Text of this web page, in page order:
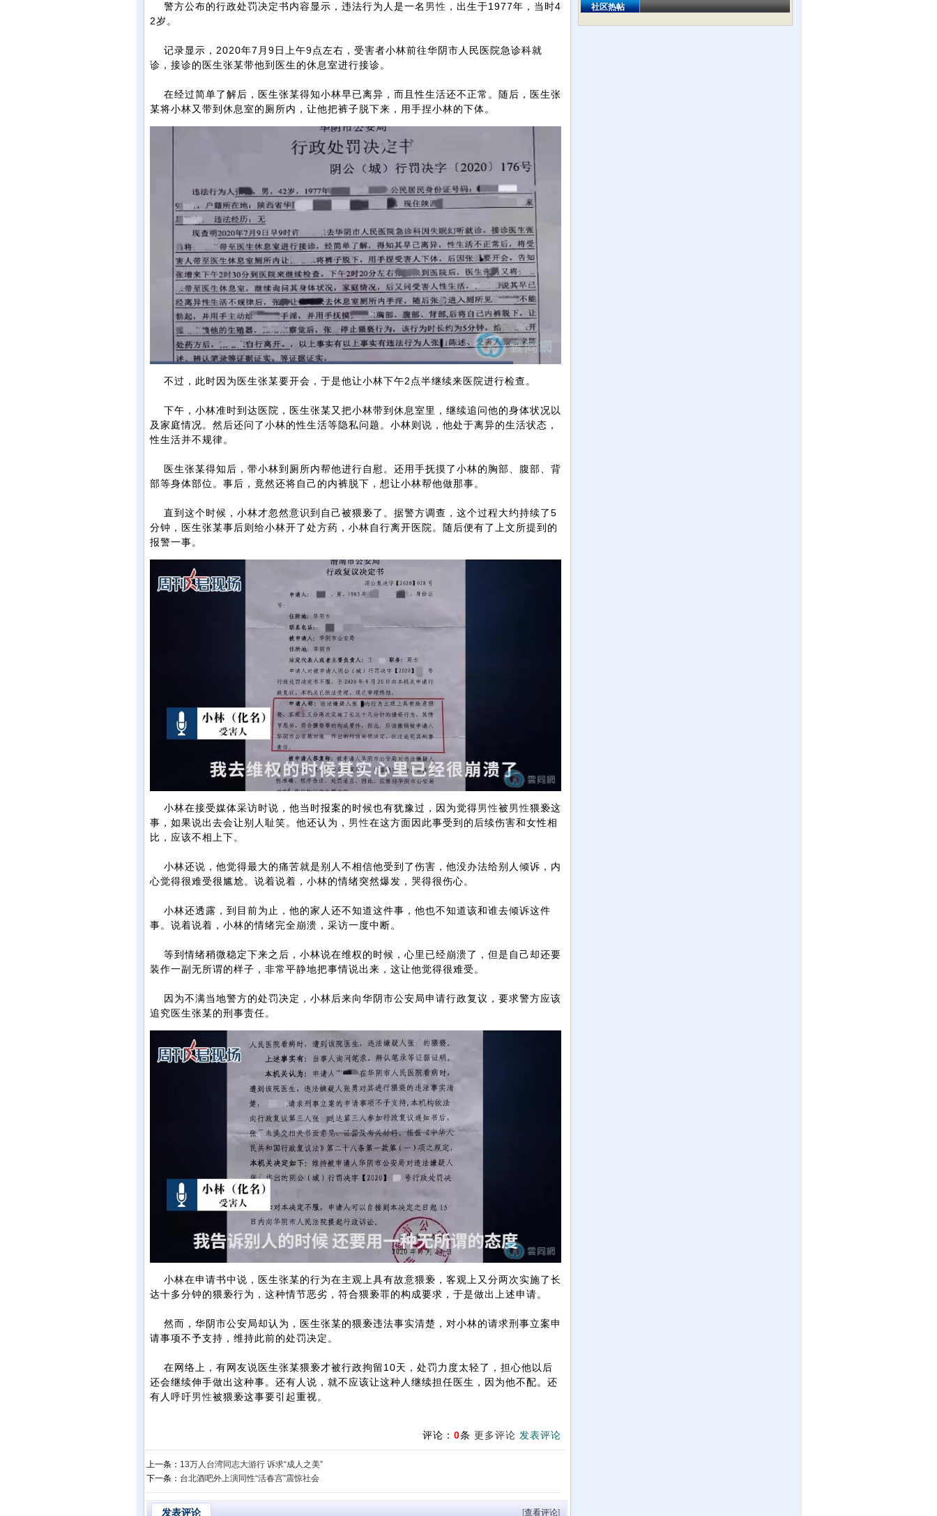
警方公布的行政处罚决定书内容显示，违法行为人是一名 男性 ，出生于1977年，当时4
2岁。
记录显示，2020年7月9日上午9点左右，受害者小林前往华阴市人民医院急诊科就
诊，接诊的医生张某带他到医生的休息室进行接诊。
在经过简单了解后，医生张某得知小林早已离异，而且性生活还不正常。随后，医生张
某将小林又带到休息室的厕所内，让他把裤子脱下来，用手捏小林的下体。
不过，此时因为医生张某要开会，于是他让小林下午2点半继续来医院进行检查。
下午，小林准时到达医院，医生张某又把小林带到休息室里，继续追问他的身体状况以
及家庭情况。然后还问了小林的性生活等隐私问题。小林则说，他处于离异的生活状态，
性生活并不规律。
医生张某得知后，带小林到厕所内帮他进行自慰。还用手抚摸了小林的胸部、腹部、背
部等身体部位。事后，竟然还将自己的内裤脱下，想让小林帮他做那事。
直到这个时候，小林才忽然意识到自己被猥亵了。据警方调查，这个过程大约持续了5
分钟，医生张某事后则给小林开了处方药，小林自行离开医院。随后便有了上文所提到的
报警一事。
小林在接受媒体采访时说，他当时报案的时候也有犹豫过，因为觉得男性被男性猥亵这
事，如果说出去会让别人耻笑。他还认为， 男性在这方面因此事受到的后续伤害和女性相
比，应该不相上下。
小林还说，他觉得最大的痛苦就是别人不相信他受到了伤害，他没办法给别人倾诉，内
心觉得很难受很尴尬。说着说着，小林的情绪突然爆发，哭得很伤心。
小林还透露，到目前为止，他的家人还不知道这件事，他也不知道该和谁去倾诉这件
事。说着说着，小林的情绪完全崩溃，采访一度中断。
等到情绪稍微稳定下来之后，小林说在维权的时候，心里已经崩溃了，但是自己却还要
装作一副无所谓的样子，非常平静地把事情说出来，这让他觉得很难受。
因为不满当地警方的处罚决定，小林后来向华阴市公安局申请行政复议，要求警方应该
追究医生张某的刑事责任。
小林在申请书中说，医生张某的行为在主观上具有故意猥亵，客观上又分两次实施了长
达十多分钟的猥亵行为，这种情节恶劣，符合猥亵罪的构成要求，于是做出上述申请。
然而，华阴市公安局却认为，医生张某的猥亵违法事实清楚，对小林的请求刑事立案申
请事项不予支持，维持此前的处罚决定。
在网络上，有网友说医生张某猥亵才被行政拘留10天，处罚力度太轻了，担心他以后
还会继续伸手做出这种事。还有人说，就不应该让这种人继续担任医生，因为他不配。还
有人呼吁男性被猥亵这事要引起重视。
评论： 0条 更多评论 发表评论
上一条： 13万人台湾同志大游行 诉求“成人之美”
下一条： 台北酒吧外上演同性“活春宫”震惊社会
发表评论 [查看评论]
社区热帖